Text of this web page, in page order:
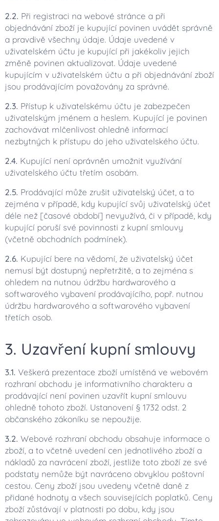
2.2. Při registraci na webové stránce a při
objednávání zboží je kupující povinen uvádět správně
a pravdivě všechny údaje. Údaje uvedené v
uživatelském účtu je kupující při jakékoliv jejich
změně povinen aktualizovat. Údaje uvedené
kupujícím v uživatelském účtu a při objednávání zboží
jsou prodávajícím považovány za správné.
2.3. Přístup k uživatelskému účtu je zabezpečen
uživatelským jménem a heslem. Kupující je povinen
zachovávat mlčenlivost ohledně informací
nezbytných k přístupu do jeho uživatelského účtu.
2.4. Kupující není oprávněn umožnit využívání
uživatelského účtu třetím osobám.
2.5. Prodávající může zrušit uživatelský účet, a to
zejména v případě, kdy kupující svůj uživatelský účet
déle než [časové období] nevyužívá, či v případě, kdy
kupující poruší své povinnosti z kupní smlouvy
(včetně obchodních podmínek).
2.6. Kupující bere na vědomí, že uživatelský účet
nemusí být dostupný nepřetržitě, a to zejména s
ohledem na nutnou údržbu hardwarového a
softwarového vybavení prodávajícího, popř. nutnou
údržbu hardwarového a softwarového vybavení
třetích osob.
3. Uzavření kupní smlouvy
3.1. Veškerá prezentace zboží umístěná ve webovém
rozhraní obchodu je informativního charakteru a
prodávající není povinen uzavřít kupní smlouvu
ohledně tohoto zboží. Ustanovení § 1732 odst. 2
občanského zákoníku se nepoužije.
3.2. Webové rozhraní obchodu obsahuje informace o
zboží, a to včetně uvedení cen jednotlivého zboží a
nákladů za navrácení zboží, jestliže toto zboží ze své
podstaty nemůže být navráceno obvyklou poštovní
cestou. Ceny zboží jsou uvedeny včetně daně z
přidané hodnoty a všech souvisejících poplatků. Ceny
zboží zůstávají v platnosti po dobu, kdy jsou